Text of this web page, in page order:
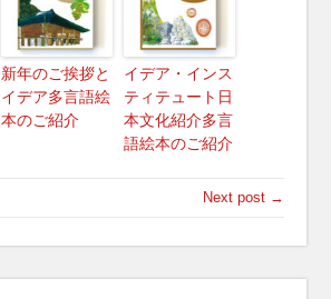
新年のご挨拶と
イデア多言語絵
本のご紹介
イデア・インス
ティテュート日
本文化紹介多言
語絵本のご紹介
Next post →